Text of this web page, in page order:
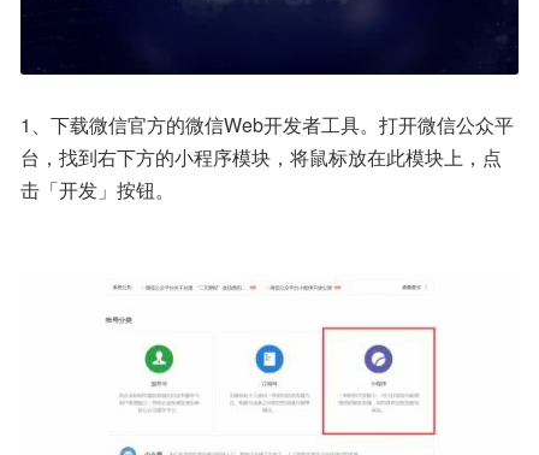
1、下载微信官方的微信Web开发者工具。打开微信公众平
台，找到右下方的小程序模块，将鼠标放在此模块上，点
击「开发」按钮。